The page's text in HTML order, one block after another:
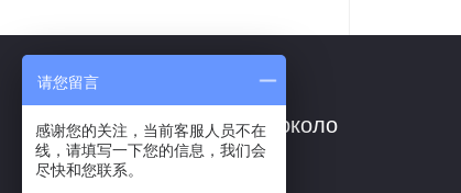
около
请您留言
感谢您的关注，当前客服人员不在
线，请填写一下您的信息，我们会
尽快和您联系。